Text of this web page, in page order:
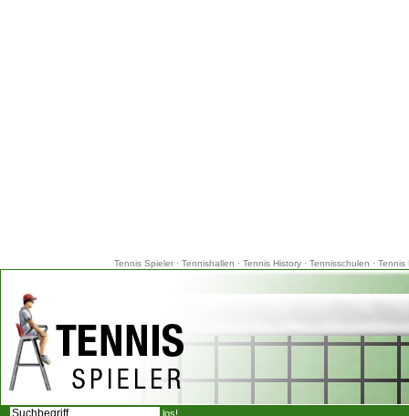
Tennis Spieler· Tennishallen · Tennis History· Tennisschulen · Tennis
los!